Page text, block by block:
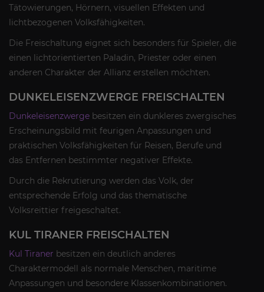
Tätowierungen, Hörnern, visuellen Effekten und
lichtbezogenen Volksfähigkeiten.
Die Freischaltung eignet sich besonders für Spieler, die
einen lichtorientierten Paladin, Priester oder einen
anderen Charakter der Allianz erstellen möchten.
DUNKELEISENZWERGE FREISCHALTEN
Dunkeleisenzwerge besitzen ein dunkleres zwergisches
Erscheinungsbild mit feurigen Anpassungen und
praktischen Volksfähigkeiten für Reisen, Berufe und
das Entfernen bestimmter negativer Effekte.
Durch die Rekrutierung werden das Volk, der
entsprechende Erfolg und das thematische
Volksreittier freigeschaltet.
KUL TIRANER FREISCHALTEN
Kul Tiraner besitzen ein deutlich anderes
Charaktermodell als normale Menschen, maritime
Anpassungen und besondere Klassenkombinationen.